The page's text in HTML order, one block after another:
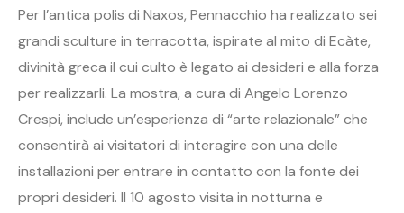
Per l’antica polis di Naxos, Pennacchio ha realizzato sei
grandi sculture in terracotta, ispirate al mito di Ecàte,
divinità greca il cui culto è legato ai desideri e alla forza
per realizzarli. La mostra, a cura di Angelo Lorenzo
Crespi, include un’esperienza di “arte relazionale” che
consentirà ai visitatori di interagire con una delle
installazioni per entrare in contatto con la fonte dei
propri desideri. Il 10 agosto visita in notturna e